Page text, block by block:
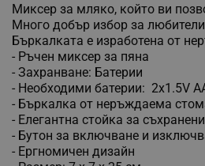
Миксер за мляко, който ви
Много добър избор за
Бъркалката е изработена от
- Ръчен миксер за пяна
- Захранване: Батерии
- Необходими батерии: 2x1.5V
- Бъркалка от неръждаема
- Елегантна стойка за
- Бутон за включване и
- Ергномичен дизайн